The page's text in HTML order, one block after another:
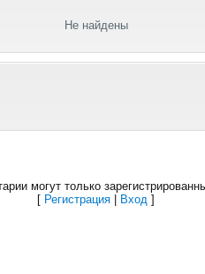
Не найдены
могут только
[ Регистрация Вход ]